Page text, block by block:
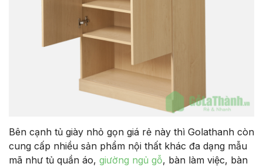
Bên cạnh tủ giày nhỏ gọn giá rẻ này thì Golathanh còn
cung cấp nhiều sản phẩm nội thất khác đa dạng mẫu
mã như tủ quần áo, giường ngủ gỗ, bàn làm việc, bàn